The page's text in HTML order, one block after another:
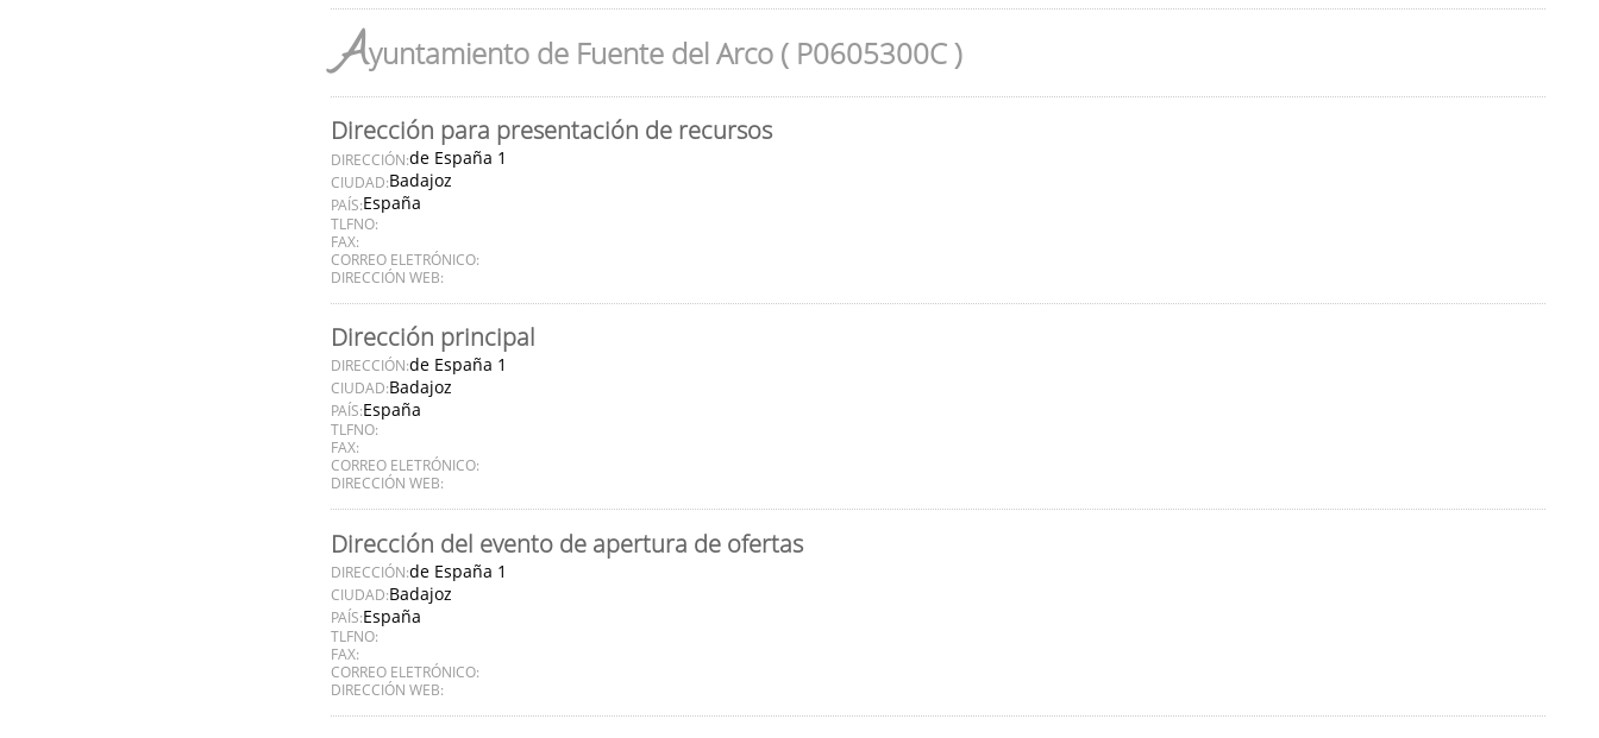
Ayuntamiento de Fuente del Arco ( P0605300C )
Dirección para presentación de recursos
DIRECCIÓN:de España 1
CIUDAD:Badajoz
PAÍS:España
TLFNO:
FAX:
CORREO ELETRÓNICO:
DIRECCIÓN WEB:
Dirección principal
DIRECCIÓN:de España 1
CIUDAD:Badajoz
PAÍS:España
TLFNO:
FAX:
CORREO ELETRÓNICO:
DIRECCIÓN WEB:
Dirección del evento de apertura de ofertas
DIRECCIÓN:de España 1
CIUDAD:Badajoz
PAÍS:España
TLFNO:
FAX:
CORREO ELETRÓNICO:
DIRECCIÓN WEB: